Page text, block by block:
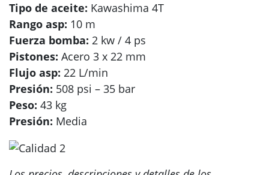
Tipo de aceite: Kawashima 4T
Rango asp: 10 m
Fuerza bomba: 2 kw / 4 ps
Pistones: Acero 3 x 22 mm
Flujo asp: 22 L/min
Presión: 508 psi – 35 bar
Peso: 43 kg
Presión: Media